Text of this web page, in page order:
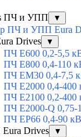
ПЧ и УПП ▼
ПЧ и УПП Eura
Drives
▼
ПЧ E600 0,2-5,5
ПЧ E800 0,4-110
ПЧ EM30 0,4-7,5
ПЧ E2000 0,4-400
ПЧ E2100 0,2-400
ПЧ E2000-Q 0,75-
ПЧ EP66 0,4-90
Drives
▼